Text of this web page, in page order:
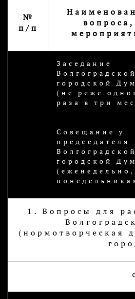
№
п/п
вопроса,
Заседание
Волгоградской
городской
(не реже
раза в три
Совещание у
председателя
Волгоградской
городской
1. Вопросы для
(нормотворческая